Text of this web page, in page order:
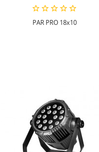
PAR PRO 18x10